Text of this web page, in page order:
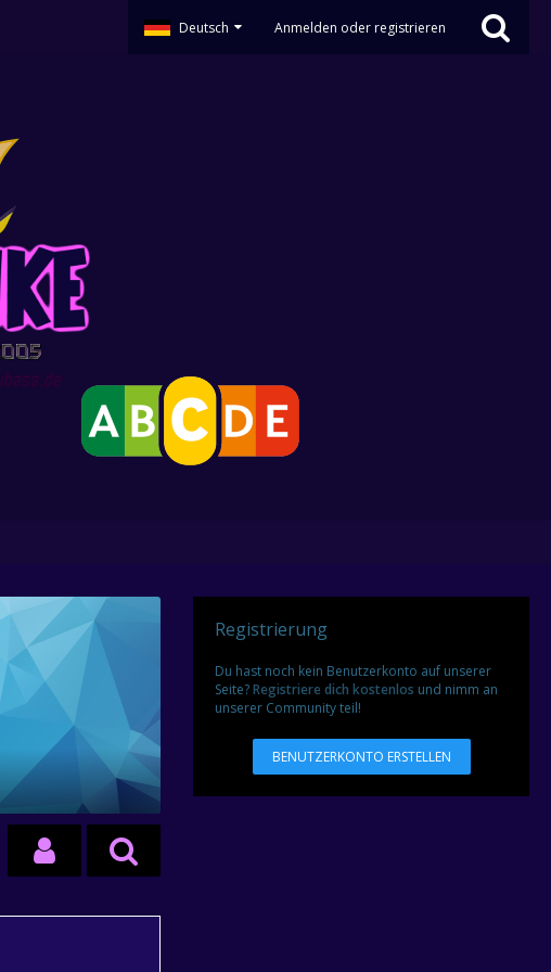
Deutsch Anmelden oder registrieren
Registrierung
Du hast noch kein Benutzerkonto auf unserer
Seite?Registriere dich kostenlos und nimm an
unserer Community teil!
BENUTZERKONTO ERSTELLEN